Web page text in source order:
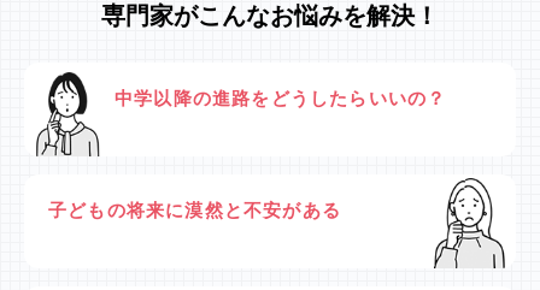
専門家がこんなお悩みを解決！
中学以降の進路をどうしたらいいの？
子どもの将来に漠然と不安がある